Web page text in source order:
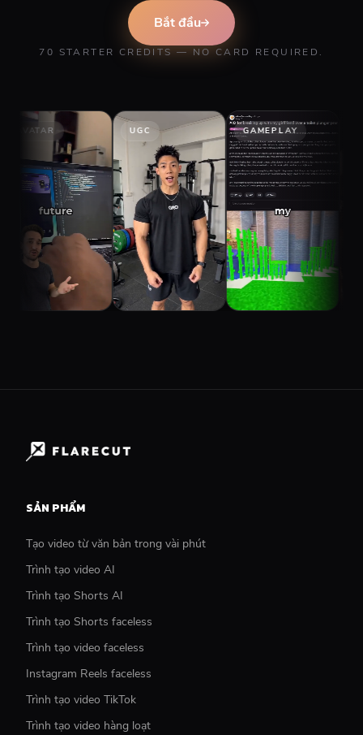
Bắt đầu
70 STARTER CREDITS — NO CARD REQUIRED.
UGC GAMEPLAY STORY
SẢN PHẨM
Tạo video từ văn bản trong vài phút
Trình tạo video AI
Trình tạo Shorts AI
Trình tạo Shorts faceless
Trình tạo video faceless
Instagram Reels faceless
Trình tạo video TikTok
Trình tạo video hàng loạt